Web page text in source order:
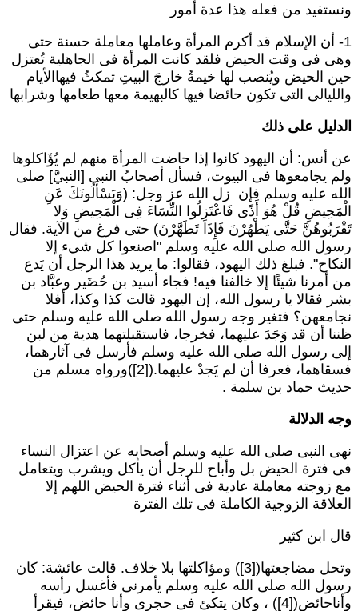
من فعله هذا عدة أمور
1- أن الإسلام قد أكرم المرأة وعاملها معاملة حسنة حتى
فى وقت الحيض فلقد كانت المرأة فى الجاهلية تُعتزل
الحيض ويُنصب لها خيمةٌ خارجَ البيتِ تمكثُ فيهاالأيام
التى تكون حائضا فيها كالبهيمة معها طعامها وشرابها
على ذلك
أنس: أن اليهود كانوا إذا حاضت المرأة منهم لم يُؤَاكلوها
يجامعوها فى البيوت، فسأل أصحابُ النبى [النبيَّ] صلى
عليه وسلم فإن زل الله عز وجل: (وَيَسْأَلُونَكَ عَنِ
قُلْ هُوَ أَذًى فَاعْتَزِلُوا النِّسَاءَ فِى الْمَحِيضِ وَلا
حَتَّى يَطْهُرْنَ فَإِذَا تَطَهَّرْنَ) حتى فرغ من الآية. فقال
الله صلى الله عليه وسلم "اصنعوا كل شيء إلا
فبلغ ذلك اليهود، فقالوا: ما يريد هذا الرجل أن يَدع
أمرنا شيئًا إلا خالفنا فيه! فجاء أسيد بن حُضَير وعبَّاد بن
فقالا يا رسول الله، إن اليهود قالت كذا وكذا، أفلا
فتغير وجه رسول الله صلى الله عليه وسلم حتى
أن قد وَجَدَ عليهما، فخرجا، فاستقبلتهما هدية من لبن
رسول الله صلى الله عليه وسلم فأرسل فى آثارهما،
فسقاهما، فعرفا أن لم يَجدْ عليهما.([2])ورواه مسلم من
حماد بن سلمة .
الدلالة
النبى صلى الله عليه وسلم أصحابه عن اعتزال النساء
فترة الحيض بل وأباح للرجل أن يأكل ويشرب ويتعامل
زوجته معاملة عادية فى أثناء فترة الحيض اللهم إلا
الزوجية الكاملة فى تلك الفترة
ابن كثير
وتحل مضاجعتها([3]) ومؤاكلتها بلا خلاف. قالت عائشة: كان
الله صلى الله عليه وسلم يأمرنى فأغسل رأسه
وأناحائض([4]) ، وكان يتكئ فى حجرى وأنا حائض، فيقرأ